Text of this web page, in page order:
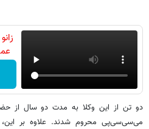
دو تن از این وکلا به مدت دو سال از
می‌سی‌سی‌پی محروم شدند. علاوه بر